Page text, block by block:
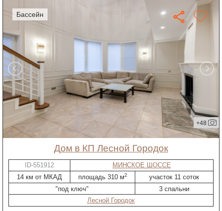
бассейн
+48
дом в КП Лесной Городок
ID-551912
МИНСКОЕ ШОССЕ
14 км от МКАД
площадь 310 м2
участок 11 соток
"под ключ"
3 спальни
Лесной Городок